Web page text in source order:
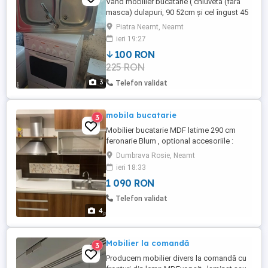
3
masca) dulapuri, 90 52cm și cel îngust 45
178cm de la 100ron) Nu livrez ridicare
personala. la bucata începe de la 250ron
Piatra Neamt, Neamt
ieri 19:27
100 RON
225 RON
Telefon validat
4
3 mobila bucatarie
Mobilier bucatarie MDF latime 290 cm
feronarie Blum , optional accesoriile :
chiuveta inox anticalcar Franke si baterie
inclusa, masina spalat vase si hota Beko
Pret Mobilier bucatarie cu electrocasnice
incluse 1500 lei
Dumbrava Rosie, Neamt
ieri 18:33
1 090 RON
Telefon validat
3 Mobilier la comandă
Producem mobilier divers la comandă cu